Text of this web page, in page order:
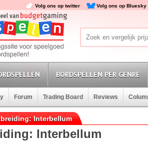
Volg ons op twitter Volg ons op Bluesky
BORDSPELLEN PER GENRE
Forum Trading Board Reviews
Interbellum
Interbellum